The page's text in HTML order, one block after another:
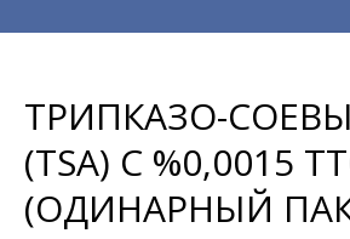
ТРИПКАЗО-
(TSA) С %0,0015
(ОДИНАРНЫЙ